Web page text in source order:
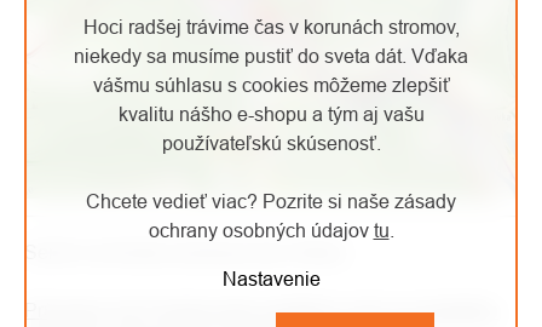
Hoci radšej trávime čas v korunách stromov,
niekedy sa musíme pustiť do sveta dát. Vďaka
vášmu súhlasu s cookies môžeme zlepšiť
kvalitu nášho e-shopu a tým aj vašu
používateľskú skúsenosť.
Chcete vedieť viac? Pozrite si naše zásady
ochrany osobných údajov tu
Nastavenie
Průvodce Via Ferrata aneb zajištěné cesty pro každého